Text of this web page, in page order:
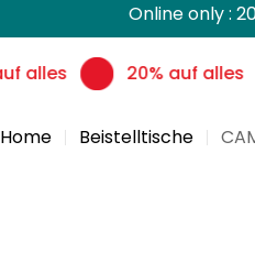
Online only :
alles 20% auf alles
Home Beistelltische